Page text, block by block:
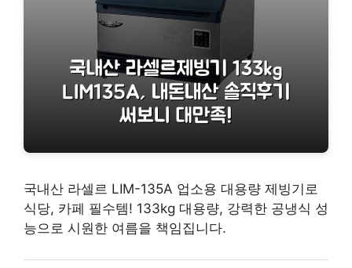
국내산 라셀르 LIM-135A 업소용 대용량 제빙기로
식당, 카페 필수템! 133kg 대용량, 강력한 공냉식 성
능으로 시원한 여름을 책임집니다.